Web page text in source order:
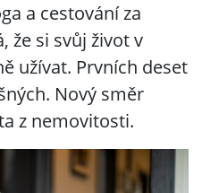
a cestování za
že si svůj život v
užívat. Prvních deset
Nový směr
z nemovitosti.